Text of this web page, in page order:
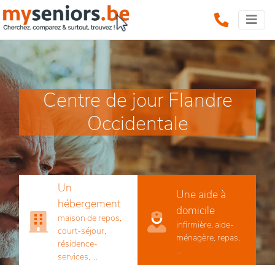
Centre de jour Flandre
Occidentale
Un
hébergement
maison de repos,
court-séjour,
résidence-
services, ...
Une aide à
domicile
infirmière, aide-
ménagère, repas,
...